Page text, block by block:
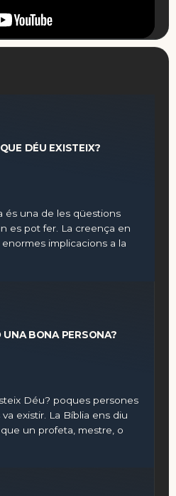
DÉU EXISTEIX?
és una de les qüestions
es pot fer. La creença en
implicacions a la
UNA BONA PERSONA?
Déu? poques persones
existir. La Bíblia ens diu
un profeta, mestre, o